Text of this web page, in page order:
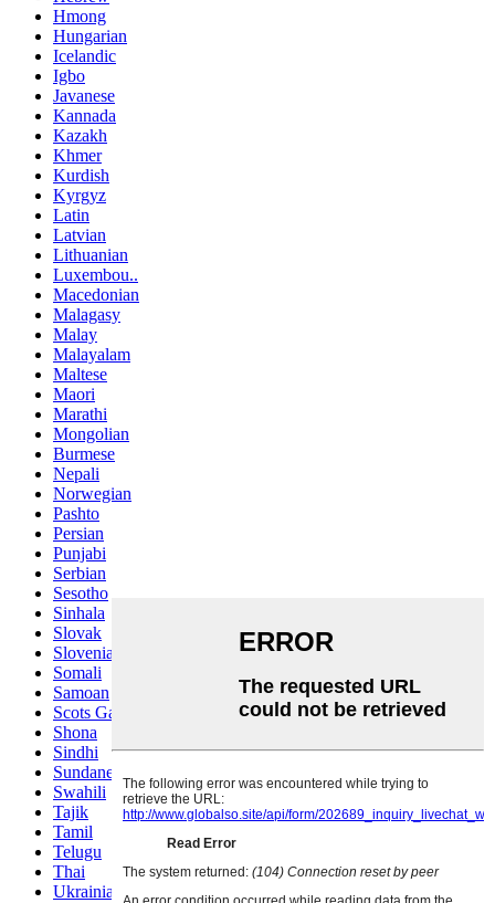
Hmong
Hungarian
Icelandic
Igbo
Javanese
Kannada
Kazakh
Khmer
Kurdish
Kyrgyz
Latin
Latvian
Lithuanian
Luxembou..
Macedonian
Malagasy
Malay
Malayalam
Maltese
Maori
Marathi
Mongolian
Burmese
Nepali
Norwegian
Pashto
Persian
Punjabi
Serbian
Sesotho
Sinhala
Slovak
Slovenian
Somali
Samoan
Scots Gaelic
Shona
Sindhi
Sundanese
Swahili
Tajik
Tamil
Telugu
Thai
Ukrainian